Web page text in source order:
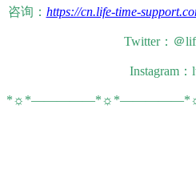
咨询： https://cn.life-time-
Twitter：＠
Instagram：